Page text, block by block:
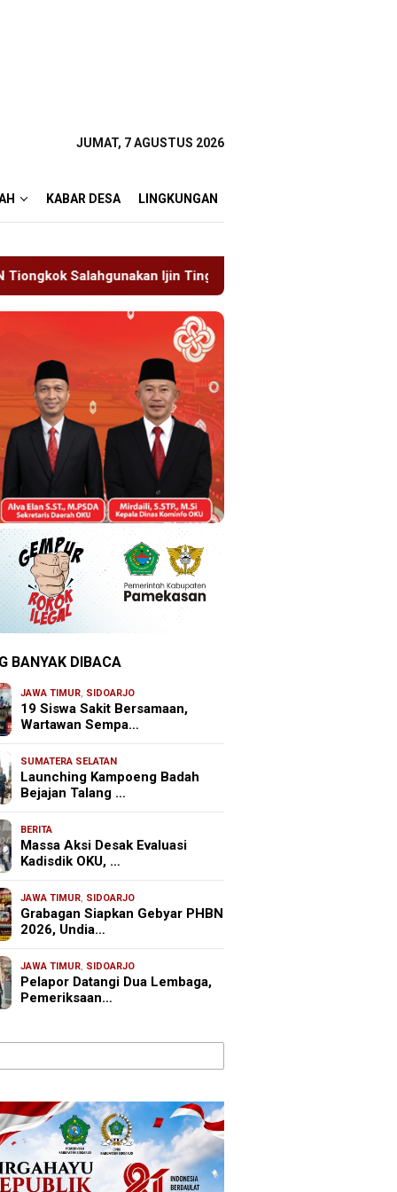
JUMAT, 7 AGUSTUS 2026
KABAR DESA LINGKUNGAN
19 Siswa Sakit Bersamaan, Wartawan Sempat
BANYAK DIBACA
JAWA TIMUR, SIDOARJO
19 Siswa Sakit Bersamaan,
Wartawan Sempa…
SUMATERA SELATAN
Launching Kampoeng Badah
Bejajan Talang …
BERITA
Massa Aksi Desak Evaluasi
Kadisdik OKU, …
JAWA TIMUR, SIDOARJO
Grabagan Siapkan Gebyar PHBN
2026, Undia…
JAWA TIMUR, SIDOARJO
Pelapor Datangi Dua Lembaga,
Pemeriksaan…